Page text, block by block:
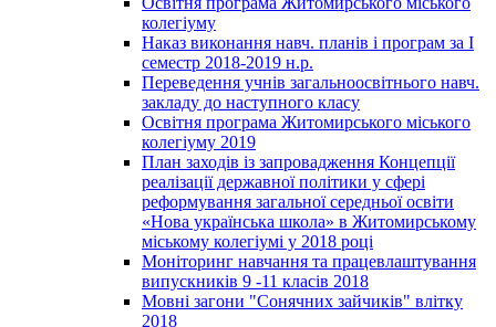
колегіуму
Наказ виконання навч. планів і програм за І
семестр 2018-2019 н.р.
Переведення учнів загальноосвітнього навч.
закладу до наступного класу
Освітня програма Житомирського міського
колегіуму 2019
План заходів із запровадження Концепції
реалізації державної політики у сфері
реформування загальної середньої освіти
«Нова українська школа» в Житомирському
міському колегіумі у 2018 році
Моніторинг навчання та працевлаштування
випускників 9 -11 класів 2018
Мовні загони "Сонячних зайчиків" влітку
2018